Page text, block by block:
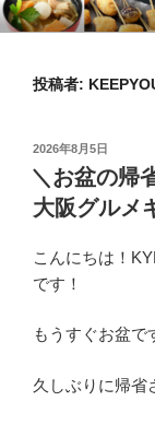
コ
ン
KYKオン
特集 ～オンライ
投稿者:
投
稿
日:
2026年8月5日
＼お盆の帰
大阪グルメ
こんにちは！
です！
もうすぐお盆で
久しぶりに帰省